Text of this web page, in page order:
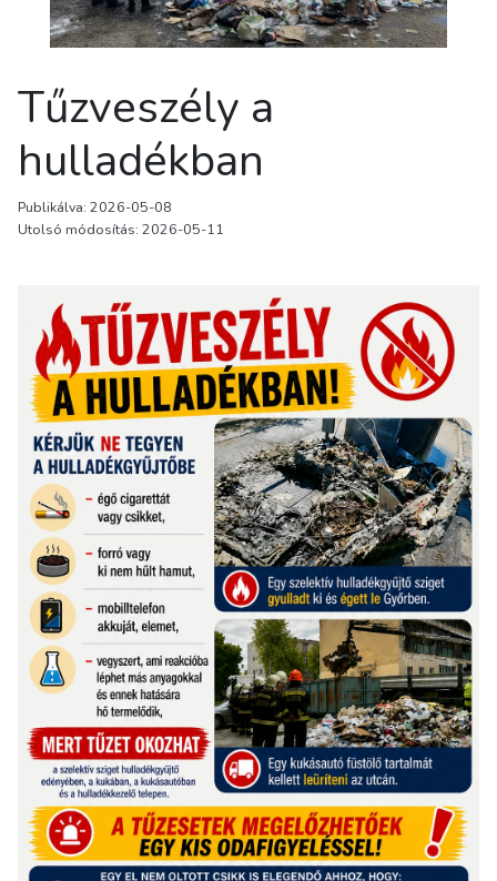
Tűzveszély a
hulladékban
Publikálva: 2026-05-08
Utolsó módosítás: 2026-05-11